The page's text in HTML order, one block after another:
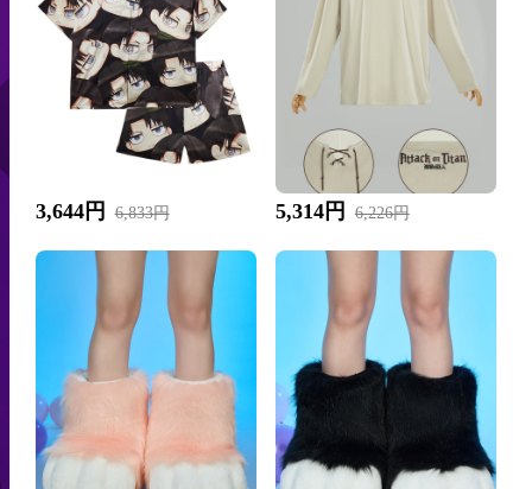
3,644円 6,833円 5,314円 6,226円